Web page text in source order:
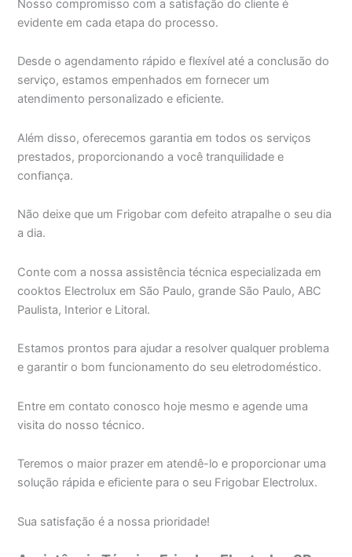
Nosso compromisso com a satisfação do cliente é
evidente em cada etapa do processo.
Desde o agendamento rápido e flexível até a conclusão do
serviço, estamos empenhados em fornecer um
atendimento personalizado e eficiente.
Além disso, oferecemos garantia em todos os serviços
prestados, proporcionando a você tranquilidade e
confiança.
Não deixe que um Frigobar com defeito atrapalhe o seu dia
a dia.
Conte com a nossa assistência técnica especializada em
cooktos Electrolux em São Paulo, grande São Paulo, ABC
Paulista, Interior e Litoral.
Estamos prontos para ajudar a resolver qualquer problema
e garantir o bom funcionamento do seu eletrodoméstico.
Entre em contato conosco hoje mesmo e agende uma
visita do nosso técnico.
Teremos o maior prazer em atendê-lo e proporcionar uma
solução rápida e eficiente para o seu Frigobar Electrolux.
Sua satisfação é a nossa prioridade!